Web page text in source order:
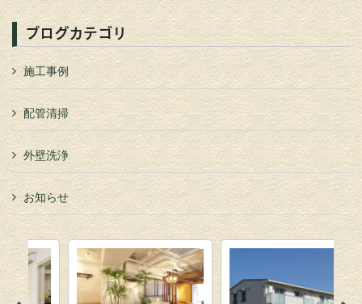
ブログカテゴリ
施工事例
配管清掃
外壁洗浄
お知らせ